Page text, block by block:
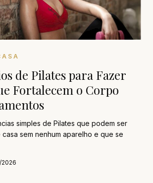
de Pilates para Fazer
Fortalecem o Corpo
simples de Pilates que podem ser
sem nenhum aparelho e que se
2026